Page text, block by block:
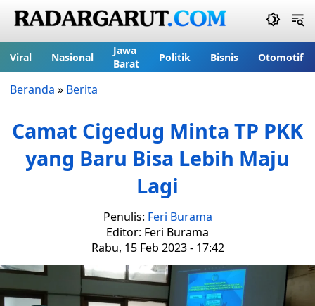
Viral Nasional
Jawa
Barat
Politik Bisnis Otomotif
Beranda » Berita
Camat Cigedug Minta TP PKK
yang Baru Bisa Lebih Maju
Lagi
Penulis: Feri Burama
Editor: Feri Burama
Rabu, 15 Feb 2023 - 17:42